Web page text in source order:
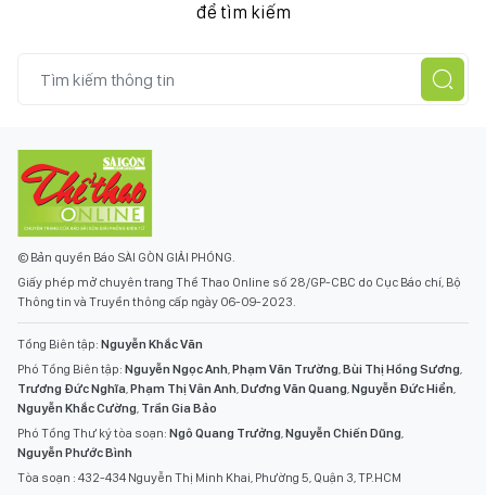
để tìm kiếm
© Bản quyền Báo SÀI GÒN GIẢI PHÓNG.
Giấy phép mở chuyên trang Thể Thao Online số 28/GP-CBC do Cục Báo chí, Bộ
Thông tin và Truyền thông cấp ngày 06-09-2023.
Tổng Biên tập: Nguyễn Khắc Văn
Phó Tổng Biên tập: Nguyễn Ngọc Anh,Phạm Văn Trường,Bùi Thị Hồng Sương,
Trương Đức Nghĩa,Phạm Thị Vân Anh,Dương Văn Quang,Nguyễn Đức Hiển,
Nguyễn Khắc Cường, Trần Gia Bảo
Phó Tổng Thư ký tòa soạn: Ngô Quang Trưởng,Nguyễn Chiến Dũng,
Nguyễn Phước Bình
Tòa soạn : 432-434 Nguyễn Thị Minh Khai, Phường 5, Quận 3, TP.HCM